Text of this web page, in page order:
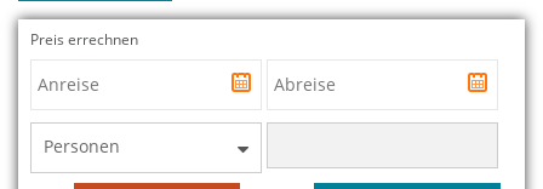
Preis errechnen
Personen